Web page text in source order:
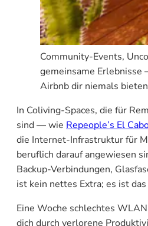
Community-Events,
gemeinsame Erlebnisse
Airbnb dir niemals bieten
In Coliving-Spaces, die für
sind — wie Repeople’s El
die Internet-Infrastruktur für
beruflich darauf angewiesen
Backup-Verbindungen,
ist kein nettes Extra; es ist
Eine Woche schlechtes
dich durch verlorene